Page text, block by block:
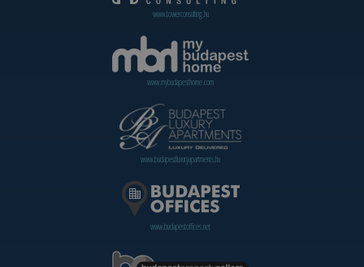
www.towerconsulting.hu
www.mybudapesthome.com
www.budapestluxuryapartments.hu
www.budapestoffices.net